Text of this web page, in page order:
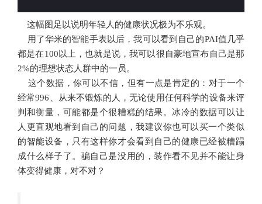
这幅图足以说明年轻人的健康状况极为不乐观。
用了华米的智能手表以后，我可以看到自己的PAI值几乎
都是在100以上，也就是说，我可以很自豪地宣布自己是那
2%的理想状态人群中的一员。
这个数据，你可以不信，但有一点是肯定的：对于一个
经常996、从来不锻炼的人，无论使用任何科学的设备来评
判和衡量，可能都是个很糟糕的结果。冰冷的数据可以让
人更直观地看到自己的问题，我建议你也可以买一个类似
的智能设备，只有这样你才会看到自己的健康已经被糟蹋
成什么样子了。骗自己是没用的，装作看不见并不能让身
体变得健康，对不对？